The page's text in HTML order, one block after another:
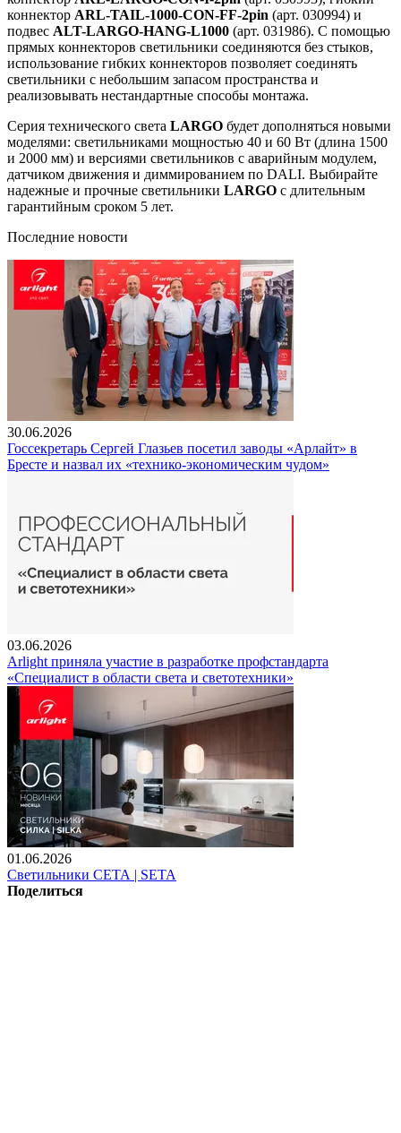
коннектор ARL-TAIL-1000-CON-FF-2pin (арт. 030994) и
подвес ALT-LARGO-HANG-L1000 (арт. 031986). С помощью
прямых коннекторов светильники соединяются без стыков,
использование гибких коннекторов позволяет соединять
светильники с небольшим запасом пространства и
реализовывать нестандартные способы монтажа.
Серия технического света LARGO будет дополняться новыми
моделями: светильниками мощностью 40 и 60 Вт (длина 1500
и 2000 мм) и версиями светильников с аварийным модулем,
датчиком движения и диммированием по DALI. Выбирайте
надежные и прочные светильники LARGO с длительным
гарантийным сроком 5 лет.
Последние новости
30.06.2026
Госсекретарь Сергей Глазьев посетил заводы «Арлайт» в
Бресте и назвал их «технико-экономическим чудом»
03.06.2026
Arlight приняла участие в разработке профстандарта
«Специалист в области света и светотехники»
01.06.2026
Светильники СЕТА | SETA
Поделиться